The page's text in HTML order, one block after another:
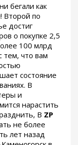
бегали как
Второй по
достиг
о покупке 2,5
100 млрд
тем, что вам
состояние
В
и
нарастить
В ZP
не более
лет назад